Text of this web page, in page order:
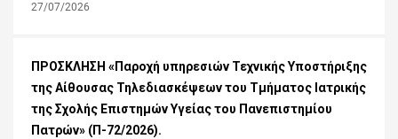
27/07/2026
ΠΡΟΣΚΛΗΣΗ «Παροχή υπηρεσιών Τεχνικής Υποστήριξης
της Αίθουσας Τηλεδιασκέψεων του Τμήματος Ιατρικής
της Σχολής Επιστημών Υγείας του Πανεπιστημίου
Πατρών» (Π-72/2026).